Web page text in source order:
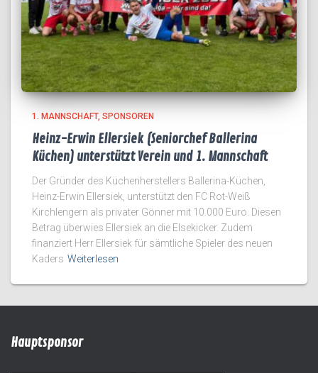
1. MANNSCHAFT SPONSOREN
Heinz-Erwin Ellersiek (Seniorchef Ballerina
Küchen) unterstützt Verein und 1. Mannschaft
Der Gründer des Küchenherstellers Ballerina-Küchen,
Heinz-Erwin Ellersiek, unterstützt den FC Rot-Weiß
Kirchlengern als privater Gönner mit 10.000 Euro. Diesen
Betrag überwies Ellersiek an die Elsekicker. Zudem
finanziert Herr Ellersiek für sämtliche Spieler des neuen
Kaders Weiterlesen
Hauptsponsor